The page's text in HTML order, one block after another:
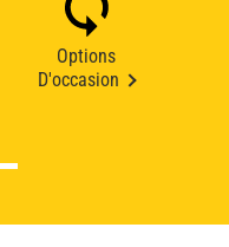
Options
D'occasion